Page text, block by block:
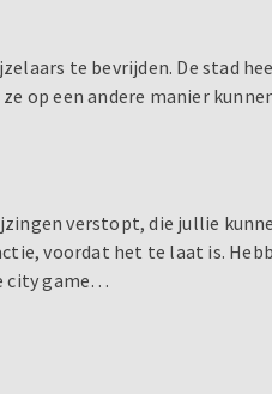
te bevrijden. De stad
op een andere manier
verstopt, die jullie
voordat het te laat is.
city game…